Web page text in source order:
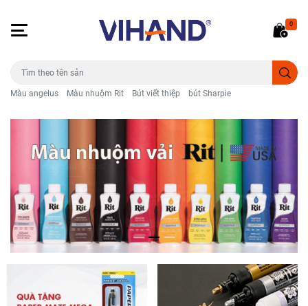
Màu angelus Màu nhuộm Rit Bút viết thiệp bút Sharpie
0